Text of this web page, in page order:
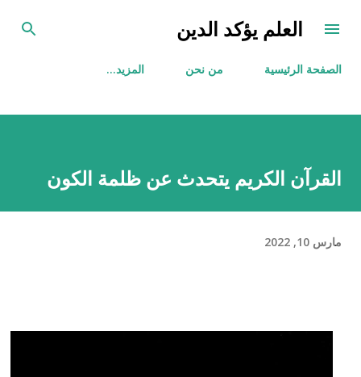
التخطي إلى المحتوى الرئيسي
العلم يؤكد الدين
الصفحة الرئيسية من نحن ‏المزيد…
القرآن الكريم يتحدث عن ظلمة الكون
مارس 10, 2022